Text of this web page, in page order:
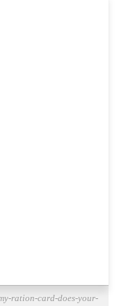
ration-card-does-your-